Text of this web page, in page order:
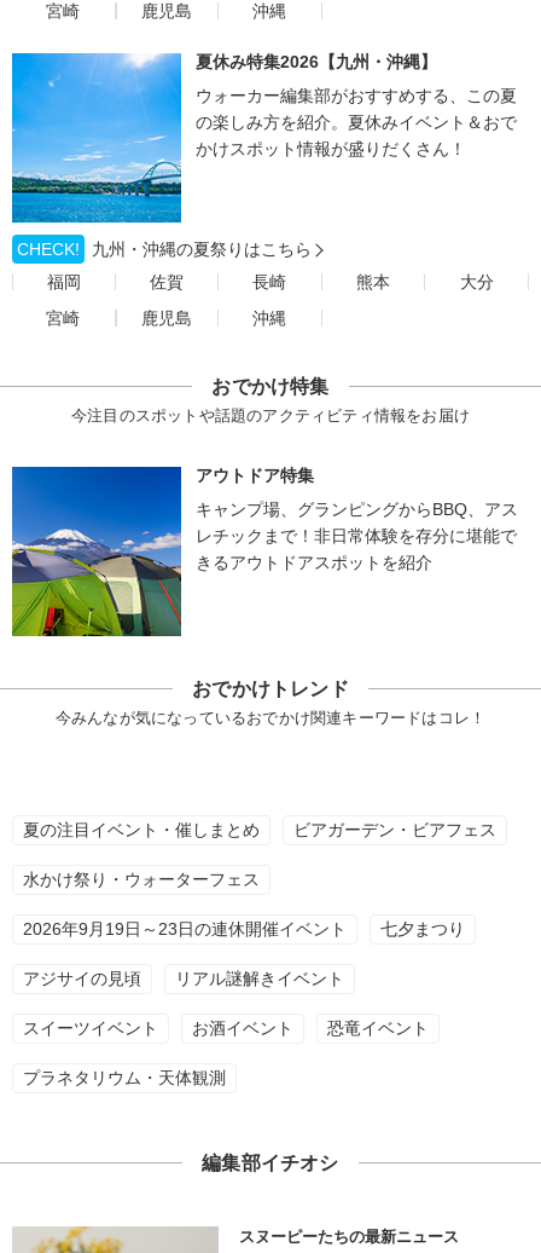
宮崎
鹿児島 沖縄
夏休み特集2026【九州・沖縄】
ウォーカー編集部がおすすめする、この夏
の楽しみ方を紹介。夏休みイベント＆おで
かけスポット情報が盛りだくさん！
CHECK!
九州・沖縄の夏祭りはこちら
福岡
佐賀 長崎 熊本
大分
宮崎
鹿児島 沖縄
おでかけ特集
今注目のスポットや話題のアクティビティ情報をお届け
アウトドア特集
キャンプ場、グランピングからBBQ、アス
レチックまで！非日常体験を存分に堪能で
きるアウトドアスポットを紹介
おでかけトレンド
今みんなが気になっているおでかけ関連キーワードはコレ！
夏の注目イベント・催しまとめ ビアガーデン・ビアフェス
水かけ祭り・ウォーターフェス
2026年9月19日～23日の連休開催イベント 七夕まつり
アジサイの見頃 リアル謎解きイベント
スイーツイベント お酒イベント 恐竜イベント
プラネタリウム・天体観測
編集部イチオシ
スヌーピーたちの最新ニュース